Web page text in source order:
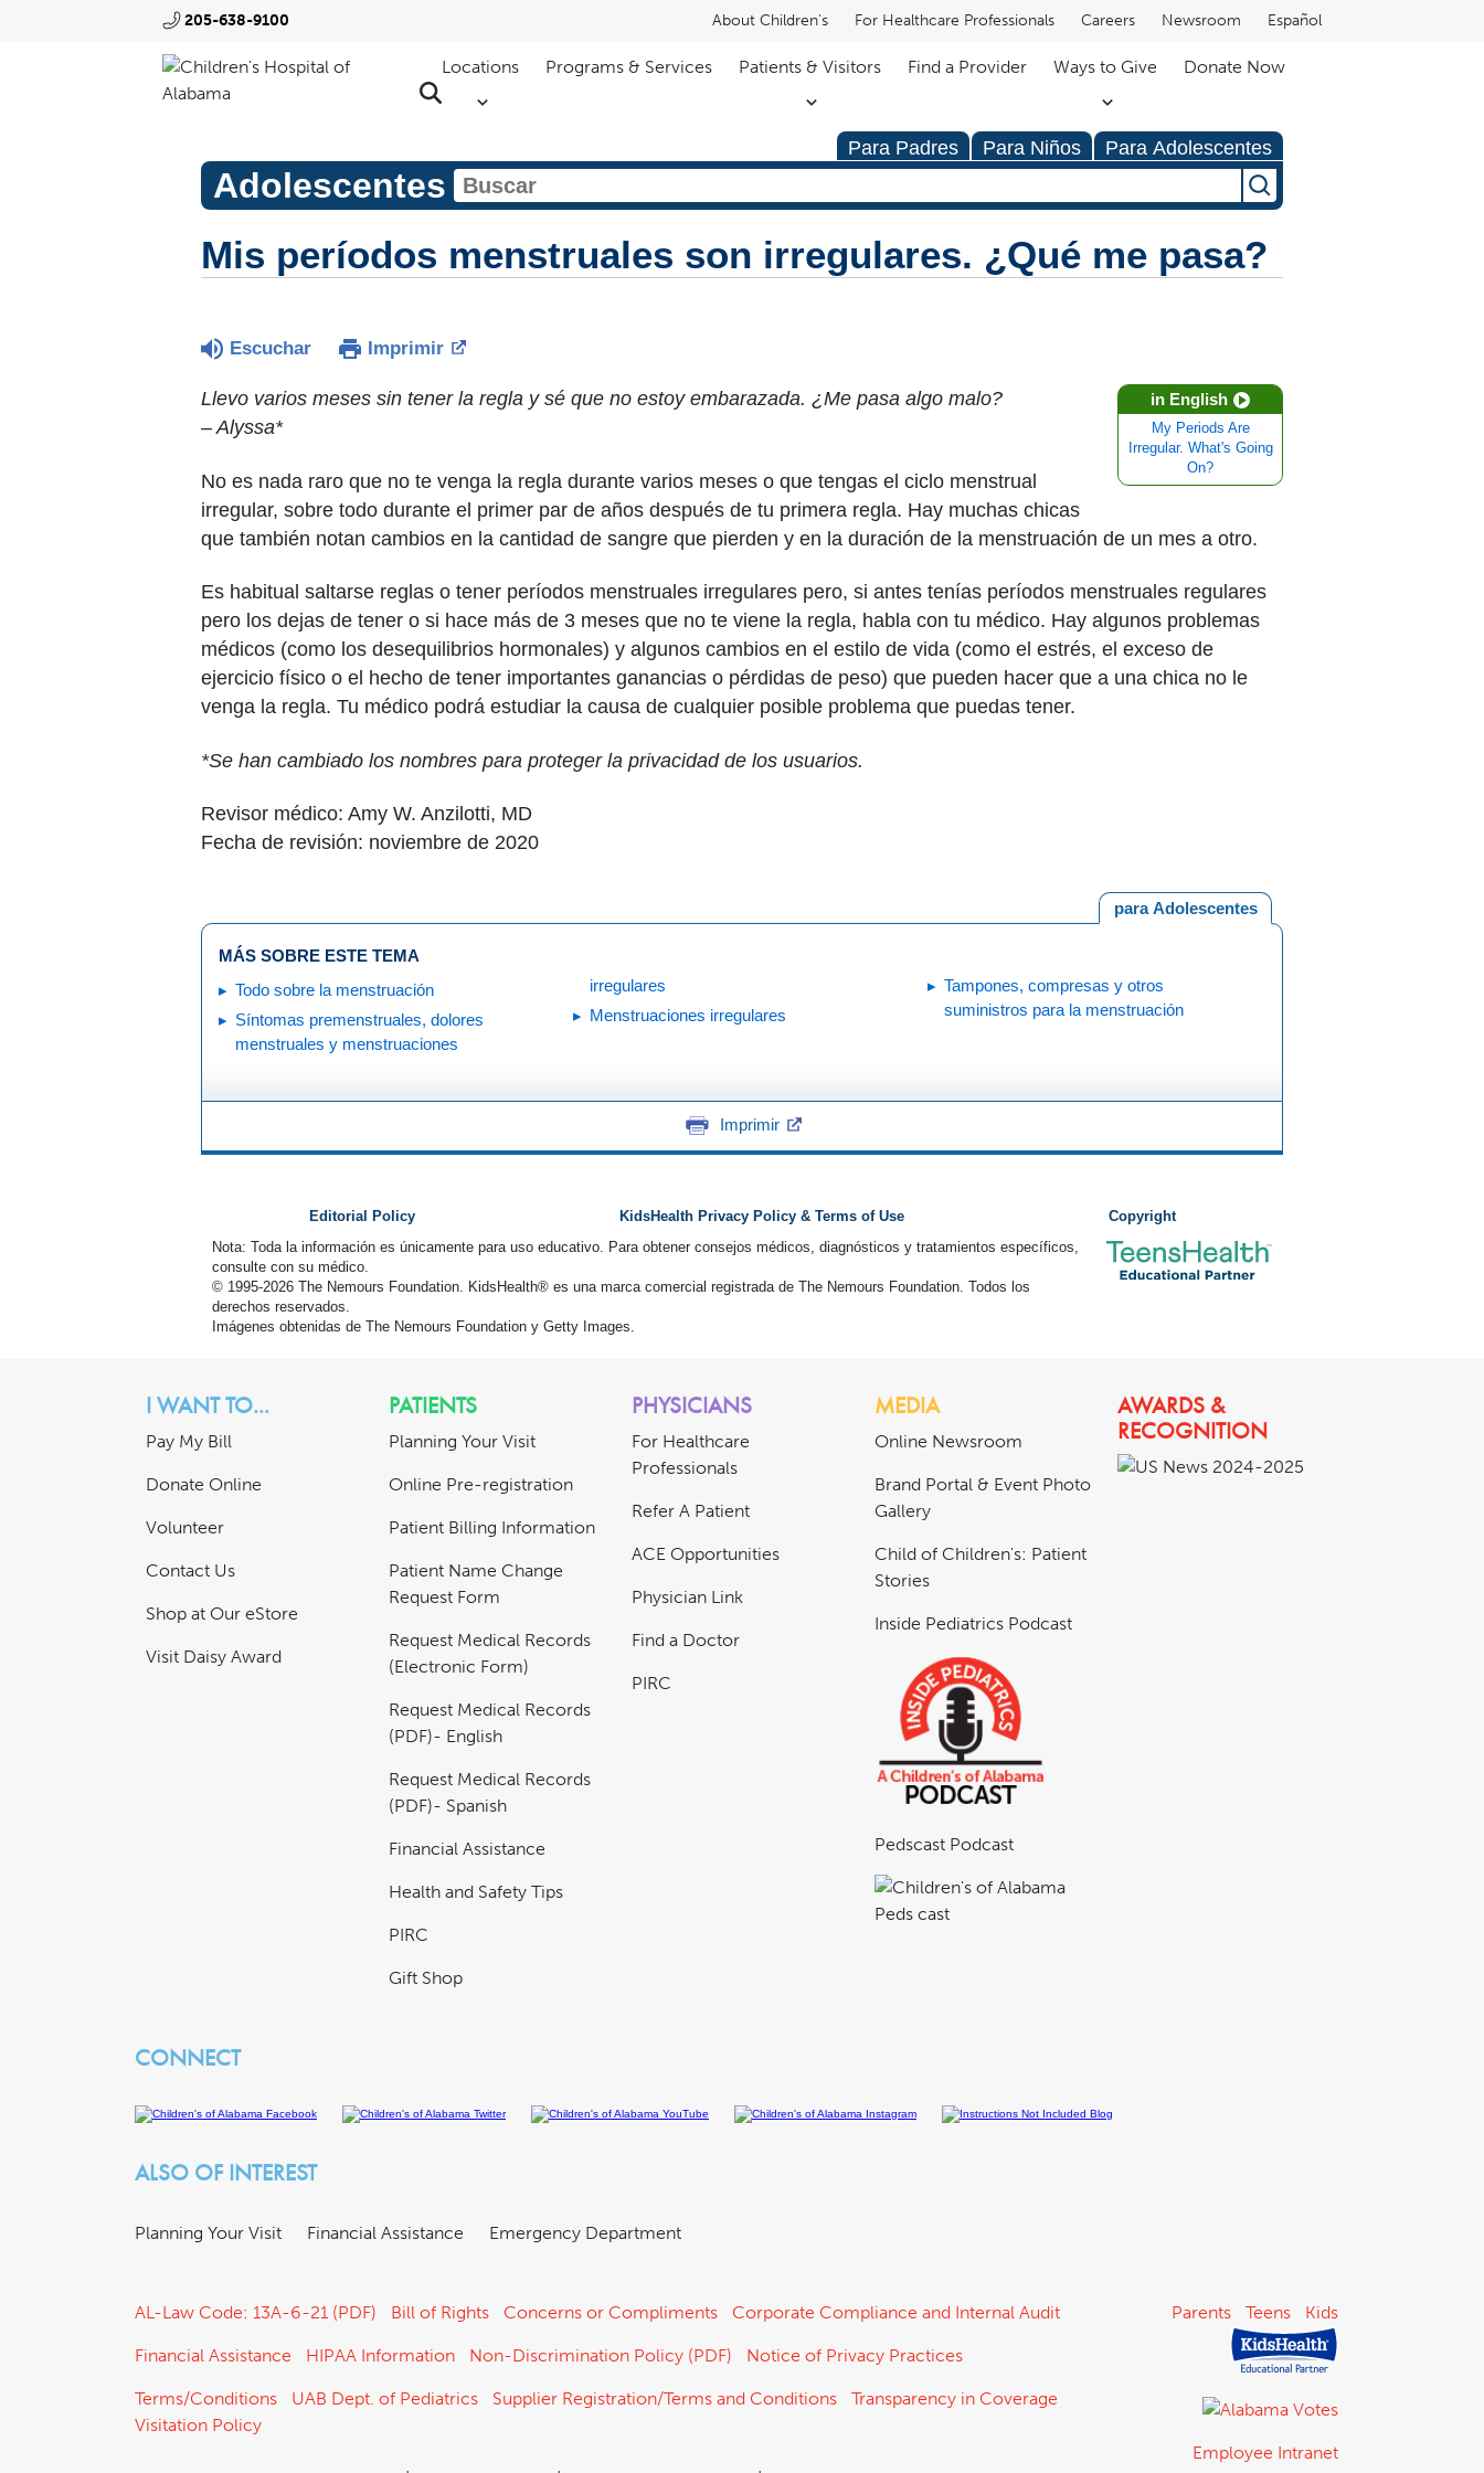
205-638-9100 About Children's For Healthcare Professionals Careers Newsroom Español
Locations Programs & Services Patients & Visitors Find a Provider Ways to Give Donate Now
Para Padres Para Niños Para Adolescentes
Adolescentes
Mis períodos menstruales son irregulares. ¿Qué me pasa?
Escuchar Imprimir
in English
My Periods Are
Irregular. What's Going
On?
Llevo varios meses sin tener la regla y sé que no estoy embarazada. ¿Me pasa algo malo?
– Alyssa*
No es nada raro que no te venga la regla durante varios meses o que tengas el ciclo menstrual
irregular, sobre todo durante el primer par de años después de tu primera regla. Hay muchas chicas
que también notan cambios en la cantidad de sangre que pierden y en la duración de la menstruación de un mes a otro.
Es habitual saltarse reglas o tener períodos menstruales irregulares pero, si antes tenías períodos menstruales regulares
pero los dejas de tener o si hace más de 3 meses que no te viene la regla, habla con tu médico. Hay algunos problemas
médicos (como los desequilibrios hormonales) y algunos cambios en el estilo de vida (como el estrés, el exceso de
ejercicio físico o el hecho de tener importantes ganancias o pérdidas de peso) que pueden hacer que a una chica no le
venga la regla. Tu médico podrá estudiar la causa de cualquier posible problema que puedas tener.
*Se han cambiado los nombres para proteger la privacidad de los usuarios.
Revisor médico: Amy W. Anzilotti, MD
Fecha de revisión: noviembre de 2020
para Adolescentes
MÁS SOBRE ESTE TEMA
Todo sobre la menstruación
Síntomas premenstruales, dolores
menstruales y menstruaciones
irregulares
Menstruaciones irregulares
Tampones, compresas y otros
suministros para la menstruación
Imprimir
Editorial Policy KidsHealth Privacy Policy & Terms of Use
Copyright
Nota: Toda la información es únicamente para uso educativo. Para obtener consejos médicos, diagnósticos y tratamientos específicos,
consulte con su médico.
© 1995-2026 The Nemours Foundation. KidsHealth® es una marca comercial registrada de The Nemours Foundation. Todos los
derechos reservados.
Imágenes obtenidas de The Nemours Foundation y Getty Images.
I WANT TO...
Pay My Bill
Donate Online
Volunteer
Contact Us
Shop at Our eStore
Visit Daisy Award
PATIENTS
Planning Your Visit
Online Pre-registration
Patient Billing Information
Patient Name Change
Request Form
Request Medical Records
(Electronic Form)
Request Medical Records
(PDF)- English
Request Medical Records
(PDF)- Spanish
Financial Assistance
Health and Safety Tips
PIRC
Gift Shop
PHYSICIANS
For Healthcare
Professionals
Refer A Patient
ACE Opportunities
Physician Link
Find a Doctor
PIRC
MEDIA
Online Newsroom
Brand Portal & Event Photo
Gallery
Child of Children's: Patient
Stories
Inside Pediatrics Podcast
Pedscast Podcast
AWARDS &
RECOGNITION
CONNECT
ALSO OF INTEREST
Planning Your Visit Financial Assistance Emergency Department
AL-Law Code: 13A-6-21 (PDF) Bill of Rights Concerns or Compliments Corporate Compliance and Internal Audit
Financial Assistance HIPAA Information Non-Discrimination Policy (PDF) Notice of Privacy Practices
Terms/Conditions UAB Dept. of Pediatrics Supplier Registration/Terms and Conditions
Transparency in Coverage
Visitation Policy
Parents Teens Kids
Employee Intranet